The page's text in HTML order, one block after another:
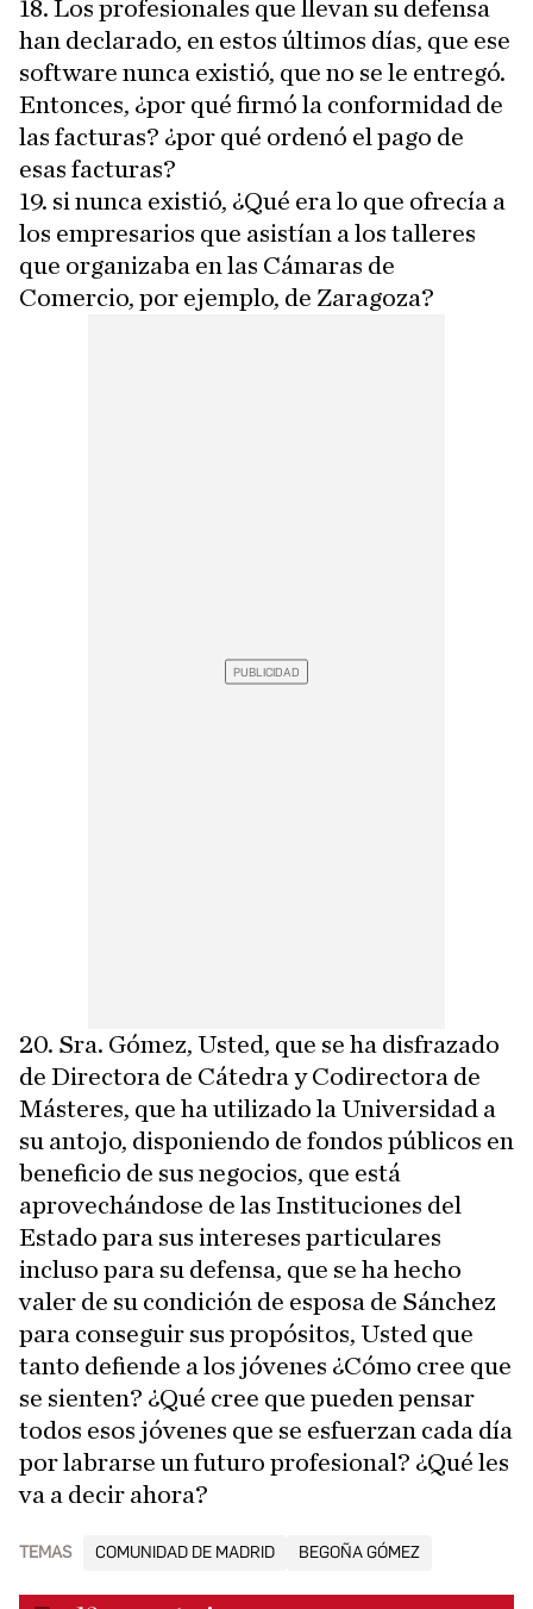
18. Los profesionales que llevan su defensa
han declarado, en estos últimos días, que ese
software nunca existió, que no se le entregó.
Entonces, ¿por qué firmó la conformidad de
las facturas? ¿por qué ordenó el pago de
esas facturas?
19. si nunca existió, ¿Qué era lo que ofrecía a
los empresarios que asistían a los talleres
que organizaba en las Cámaras de
Comercio, por ejemplo, de Zaragoza?
20. Sra. Gómez, Usted, que se ha disfrazado
de Directora de Cátedra y Codirectora de
Másteres, que ha utilizado la Universidad a
su antojo, disponiendo de fondos públicos en
beneficio de sus negocios, que está
aprovechándose de las Instituciones del
Estado para sus intereses particulares
incluso para su defensa, que se ha hecho
valer de su condición de esposa de Sánchez
para conseguir sus propósitos, Usted que
tanto defiende a los jóvenes ¿Cómo cree que
se sienten? ¿Qué cree que pueden pensar
todos esos jóvenes que se esfuerzan cada día
por labrarse un futuro profesional? ¿Qué les
va a decir ahora?
TEMAS COMUNIDAD DE MADRID BEGOÑA GÓMEZ